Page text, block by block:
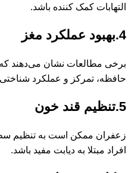
التهابات کمک کننده باشد.
4.بهبود عملکرد مغز
برخی مطالعات نشان می‌دهند که
حافظه، تمرکز و عملکرد
5.تنظیم قند خون
زعفران ممکن است به تنظیم
افراد مبتلا به دیابت مفید باشد.